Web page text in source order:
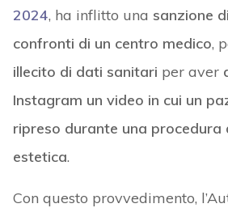
2024, ha inflitto una sanzione
confronti di un centro medico,
illecito di dati sanitari per aver
Instagram un video in cui un
ripreso durante una procedura
estetica.
Con questo provvedimento,